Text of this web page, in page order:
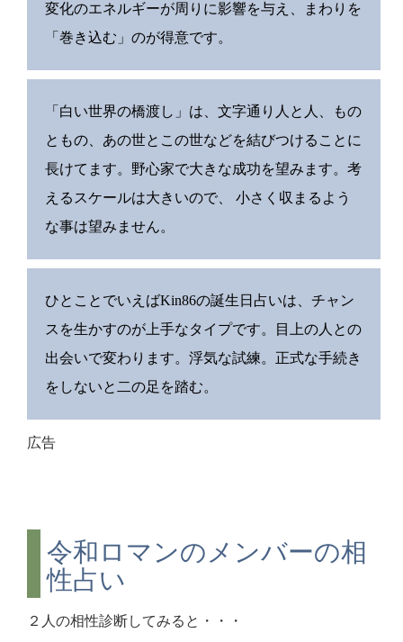
変化のエネルギーが周りに影響を与え、まわりを
「巻き込む」のが得意です。
「白い世界の橋渡し」は、文字通り人と人、もの
ともの、あの世とこの世などを結びつけることに
長けてます。野心家で大きな成功を望みます。考
えるスケールは大きいので、 小さく収まるよう
な事は望みません。
ひとことでいえばKin86の誕生日占いは、チャン
スを生かすのが上手なタイプです。目上の人との
出会いで変わります。浮気な試練。正式な手続き
をしないと二の足を踏む。
広告
令和ロマンのメンバーの相
性占い
２人の相性診断してみると・・・